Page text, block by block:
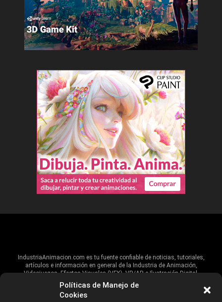
Políticas de Manejo de
Cookies
IndustriaAnimacion.com es tu fuente confiable de noticias, tutoriales,
artículos e información en general de la Industria de Animación,
Videojuegos, Efectos Visuales (VFX), VR/AR e Ilustración Digital.
Hablamos de estas industrias y su alcance global, pero damos un énfasis
especial al talento, estudios, escuelas, eventos y organizaciones que